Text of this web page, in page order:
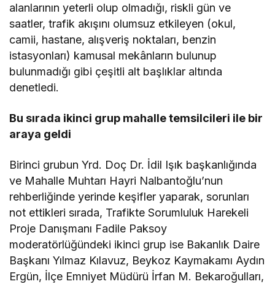
alanlarının yeterli olup olmadığı, riskli gün ve
saatler, trafik akışını olumsuz etkileyen (okul,
camii, hastane, alışveriş noktaları, benzin
istasyonları) kamusal mekânların bulunup
bulunmadığı gibi çeşitli alt başlıklar altında
denetledi.
Bu sırada ikinci grup mahalle temsilcileri ile bir
araya geldi
Birinci grubun Yrd. Doç Dr. İdil Işık başkanlığında
ve Mahalle Muhtarı Hayri Nalbantoğlu’nun
rehberliğinde yerinde keşifler yaparak, sorunları
not ettikleri sırada, Trafikte Sorumluluk Harekeli
Proje Danışmanı Fadile Paksoy
moderatörlüğündeki ikinci grup ise Bakanlık Daire
Başkanı Yılmaz Kılavuz, Beykoz Kaymakamı Aydın
Ergün, İlçe Emniyet Müdürü İrfan M. Bekaroğulları,